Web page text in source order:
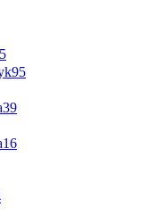
95
39
16